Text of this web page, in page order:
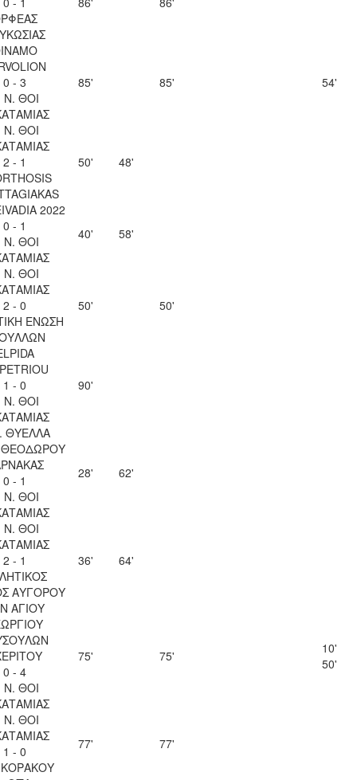
0 - 3
Ν. ΘΟΙ
85' 85' 54'
Ν. ΘΟΙ
2 - 1
50' 48'
2022
0 - 1
Ν. ΘΟΙ
40' 58'
Ν. ΘΟΙ
2 - 0
ΕΝΩΣΗ
50' 50'
1 - 0
Ν. ΘΟΙ
90'
ΘΥΕΛΛΑ
ΘΕΟΔΩΡΟΥ
0 - 1
Ν. ΘΟΙ
28' 62'
Ν. ΘΟΙ
2 - 1
ΑΥΓΟΡΟΥ
36' 64'
ΑΓΙΟΥ
0 - 4
Ν. ΘΟΙ
75' 75'
10'
50'
Ν. ΘΟΙ
1 - 0
77' 77'